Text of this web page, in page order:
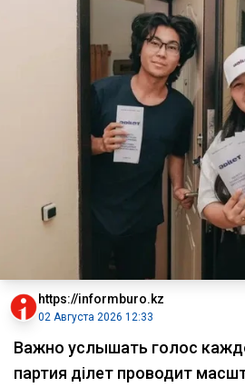
https://informburo.kz
02 Августа 2026 12:33
Важно услышать голос
партия Әділет проводит